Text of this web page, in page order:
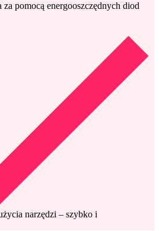
pomocą energooszczędnych diod
narzędzi – szybko i